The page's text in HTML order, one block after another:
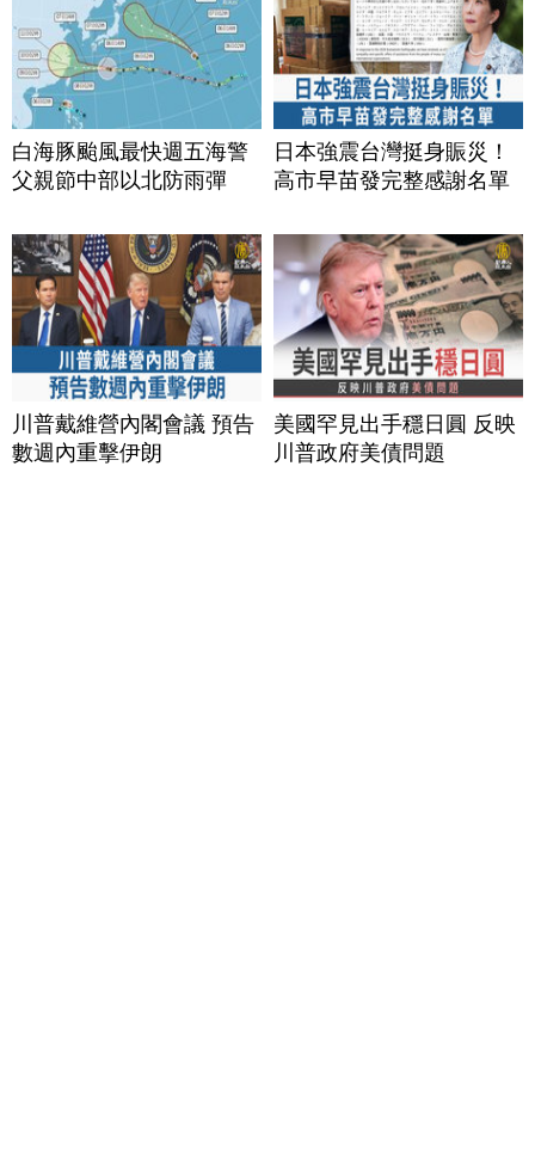
白海豚颱風最快週五海警
父親節中部以北防雨彈
日本強震台灣挺身賑災！
高市早苗發完整感謝名單
川普戴維營內閣會議 預告
數週內重擊伊朗
美國罕見出手穩日圓 反映
川普政府美債問題